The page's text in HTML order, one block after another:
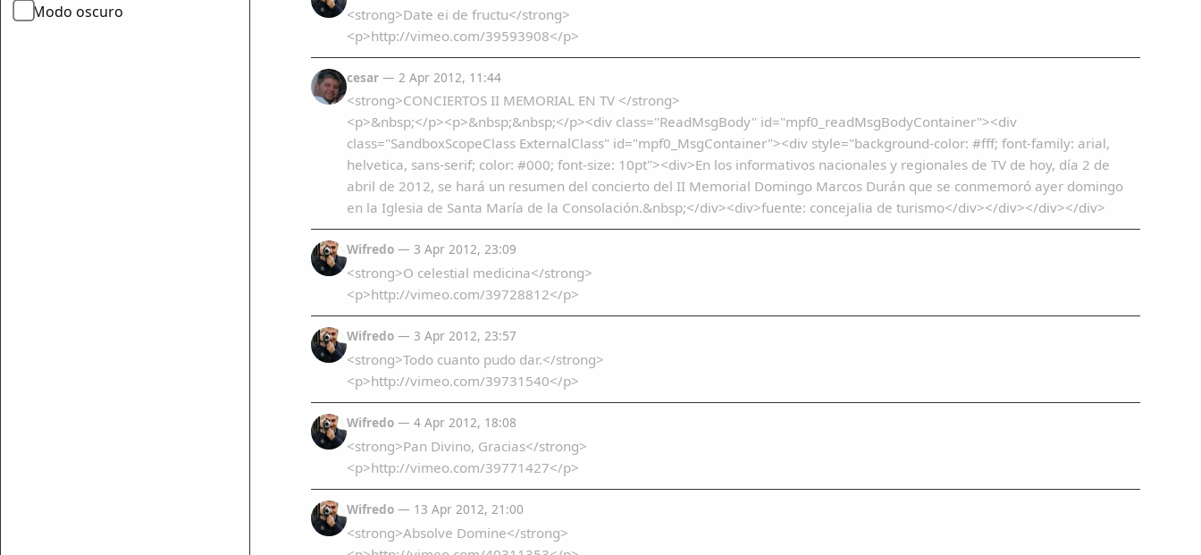
Modo oscuro
<strong>Date ei de fructu</strong>
<p>http://vimeo.com/39593908</p>
cesar — 2 Apr 2012, 11:44
<strong>CONCIERTOS II MEMORIAL‏ EN TV </strong>
<p>&nbsp;</p><p>&nbsp;&nbsp;</p><div class="ReadMsgBody" id="mpf0_readMsgBodyContainer"><div
class="SandboxScopeClass ExternalClass" id="mpf0_MsgContainer"><div style="background-color: #fff; font-family: arial,
helvetica, sans-serif; color: #000; font-size: 10pt"><div>En los informativos nacionales y regionales de TV de hoy, día 2 de
abril de 2012, se hará un resumen del concierto del II Memorial Domingo Marcos Durán que se conmemoró ayer domingo
en la Iglesia de Santa María de la Consolación.&nbsp;</div><div>fuente: concejalia de turismo</div></div></div></div>
Wifredo — 3 Apr 2012, 23:09
<strong>O celestial medicina</strong>
<p>http://vimeo.com/39728812</p>
Wifredo — 3 Apr 2012, 23:57
<strong>Todo cuanto pudo dar.</strong>
<p>http://vimeo.com/39731540</p>
Wifredo — 4 Apr 2012, 18:08
<strong>Pan Divino, Gracias</strong>
<p>http://vimeo.com/39771427</p>
Wifredo — 13 Apr 2012, 21:00
<strong>Absolve Domine</strong>